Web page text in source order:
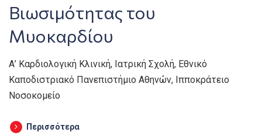
Βιωσιμότητας του
Μυοκαρδίου
Α’ Καρδιολογική Κλινική, Ιατρική Σχολή, Εθνικό
Καποδιστριακό Πανεπιστήμιο Αθηνών, Ιπποκράτειο
Νοσοκομείο
Περισσότερα